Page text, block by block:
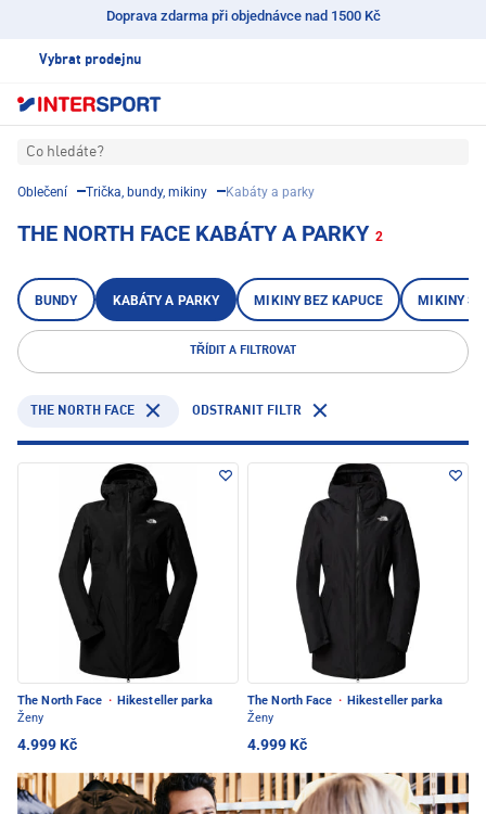
Doprava zdarma při objednávce nad 1500 Kč
Vybrat prodejnu
Co hledáte?
Oblečení Trička, bundy, mikiny Kabáty a parky
THE NORTH FACE KABÁTY A PARKY 2
BUNDY KABÁTY A PARKY MIKINY BEZ KAPUCE MIKINY S
TŘÍDIT A FILTROVAT
THE NORTH FACE ODSTRANIT FILTR
The North Face · Hikesteller parka
Ženy
4.999 Kč
The North Face · Hikesteller parka
Ženy
4.999 Kč